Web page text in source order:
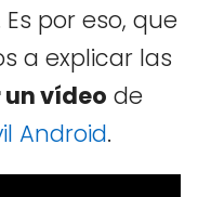
por eso, que
a explicar las
vídeo de
Android.